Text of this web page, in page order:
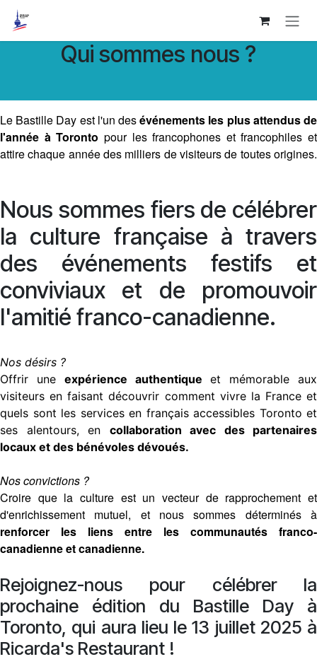
Se rendre au contenu
Qui sommes nous ?
Le Bastille Day est l'un desévénements les plus attendus de
l'année à Toronto pour les francophones et francophiles et
attire chaque année des milliers de visiteurs de toutes origines.
Nous sommes fiers de célébrer
la culture française à travers
des événements festifs et
conviviaux et de promouvoir
l'amitié franco-canadienne.
Nos désirs ?
Offrir une expérience authentique et mémorable aux
visiteurs en faisant découvrir comment vivre la France et
quels sont les services en français accessibles Toronto et
ses alentours, en collaboration avec des partenaires
locaux et des bénévoles dévoués.
Nos convictions ?
Croire que la culture est un vecteur de rapprochement et
d'enrichissement mutuel, et nous sommes déterminés à
renforcer les liens entre les communautés franco-
canadienne et canadienne.​
Rejoignez-nous pour célébrer la
prochaine édition du Bastille Day à
Toronto, qui aura lieu le 13 juillet 2025 à
Ricarda's Restaurant !